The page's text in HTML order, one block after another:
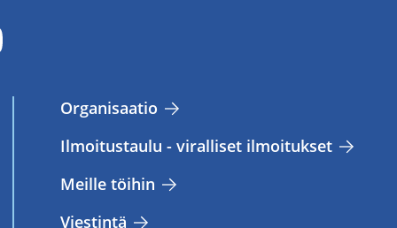
Or­ga­ni­saa­tio
Il­moi­tus­tau­lu - vi­ral­li­set il­moi­tuk­set
Meil­le töi­hin
Vies­tin­tä